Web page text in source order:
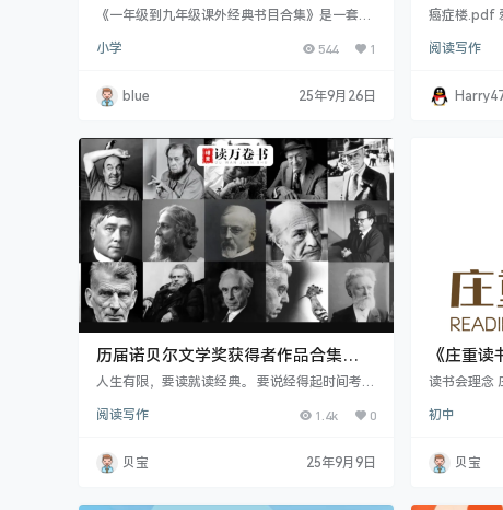
《一年级到九年级课外经典书目合集》是一套精
供丰富多样的阅读资源，培养他们的阅读兴趣和
作品。 一年级到九年级课外经典书目合集的特点
如下： 1. 分级阅读：根据不同年级学生的阅读能
读的书籍，让学生在阅读中不断提高自己的文学
素养。 2. 内容丰富：合集包含了古今中外的经典
作品，既…
小学 544 1
blue 25年9月26日
癌症楼.pdf
f 白牙.pdf
勃洛克一
pdf 城堡
阅读写作
历届诺贝尔文学奖获得者作品合集
(1901-2024) pdf+mobi+azw3格式
人生有限，要读就读经典。 要说经得起时间考验
坛，诺贝尔文学奖是公认的最高荣誉，也是文学
选一本都不会出错，几乎都是接近满分的神作！
这些我们耳熟能详的大作家：余华、陈忠实、汪
约翰·欧文、雷蒙德·卡佛、菲茨杰拉德……无一
阅读写作 1.4k 0
贝宝 25年9月9日
《庄重
子资料
读书会理念
程。 读书会
立于精读，
提升综合学
中山大学经
初中
贝宝